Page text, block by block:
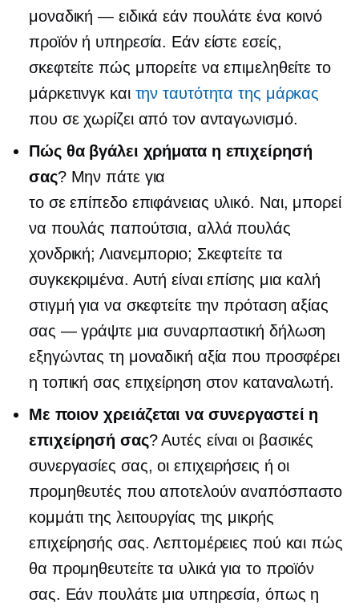
μοναδική — ειδικά εάν πουλάτε ένα κοινό
προϊόν ή υπηρεσία. Εάν είστε εσείς,
σκεφτείτε πώς μπορείτε να επιμεληθείτε το
μάρκετινγκ και την ταυτότητα της μάρκας
που σε χωρίζει από τον ανταγωνισμό.
Πώς θα βγάλει χρήματα η επιχείρησή
σας? Μην πάτε για
το σε επίπεδο επιφάνειας υλικό. Ναι, μπορεί
να πουλάς παπούτσια, αλλά πουλάς
χονδρική; Λιανεμποριο; Σκεφτείτε τα
συγκεκριμένα. Αυτή είναι επίσης μια καλή
στιγμή για να σκεφτείτε την πρόταση αξίας
σας — γράψτε μια συναρπαστική δήλωση
εξηγώντας τη μοναδική αξία που προσφέρει
η τοπική σας επιχείρηση στον καταναλωτή.
Με ποιον χρειάζεται να συνεργαστεί η
επιχείρησή σας? Αυτές είναι οι βασικές
συνεργασίες σας, οι επιχειρήσεις ή οι
προμηθευτές που αποτελούν αναπόσπαστο
κομμάτι της λειτουργίας της μικρής
επιχείρησής σας. Λεπτομέρειες πού και πώς
θα προμηθευτείτε τα υλικά για το προϊόν
σας. Εάν πουλάτε μια υπηρεσία, όπως η